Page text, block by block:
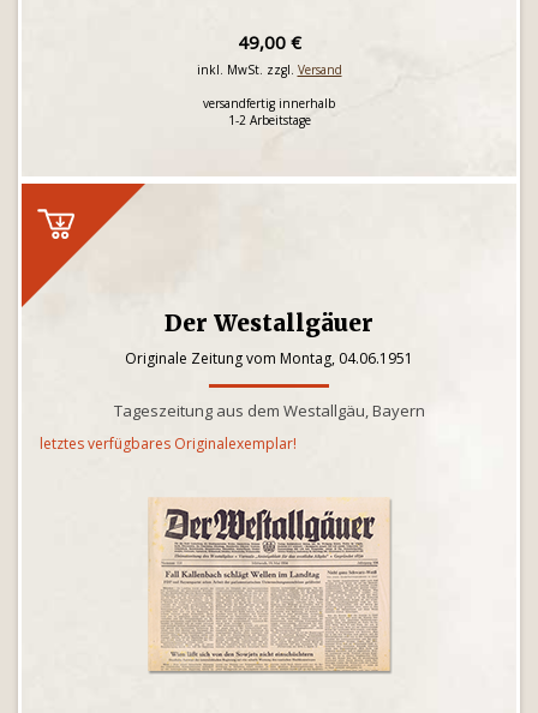
49,00 €
inkl. MwSt. zzgl. Versand
versandfertig innerhalb
1-2 Arbeitstage
Der Westallgäuer
Originale Zeitung vom Montag, 04.06.1951
Tageszeitung aus dem Westallgäu, Bayern
letztes verfügbares Originalexemplar!